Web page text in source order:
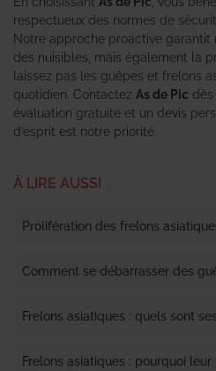
respectueux des normes de
Notre approche proactive garantit
des nuisibles, mais également la
laissez pas les guêpes et frelons
quotidien. Contactez As de Pic dès
évaluation gratuite et un devis
d’esprit est notre priorité.
À LIRE AUSSI
Prolifération des frelons
Comment se débarrasser des
Frelons asiatiques : quels sont
Frelons asiatiques : pourquoi